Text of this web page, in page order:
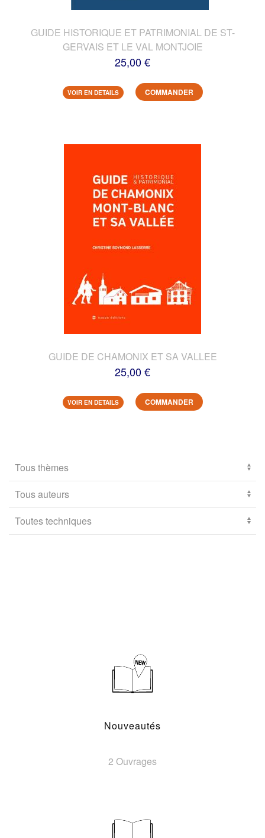
GUIDE HISTORIQUE ET PATRIMONIAL DE ST-
GERVAIS ET LE VAL MONTJOIE
25,00 €
VOIR EN DETAILS COMMANDER
GUIDE DE CHAMONIX ET SA VALLEE
25,00 €
VOIR EN DETAILS COMMANDER
Nouveautés
2 Ouvrages